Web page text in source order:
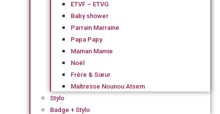
ETVF – ETVG
Baby shower
Parrain Marraine
Papa Papy
Maman Mamie
Noël
Frère & Sœur
Maîtresse Nounou Atsem
Stylo
Badge + Stylo